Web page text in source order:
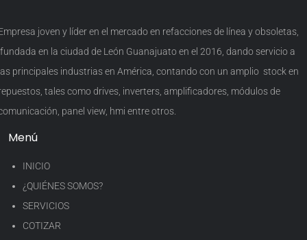
joven y líder en el mercado en refacciones de línea y obsoletas,
en la ciudad de León Guanajuato en el 2016, dando servicio a
principales industrias en América, contando con un amplio stock en
tales como drives, inverters, amplificadores, módulos de
panel view, hmi entre otros.
Menú
INICIO
¿QUIÉNES SOMOS?
SERVICIOS
COTIZAR